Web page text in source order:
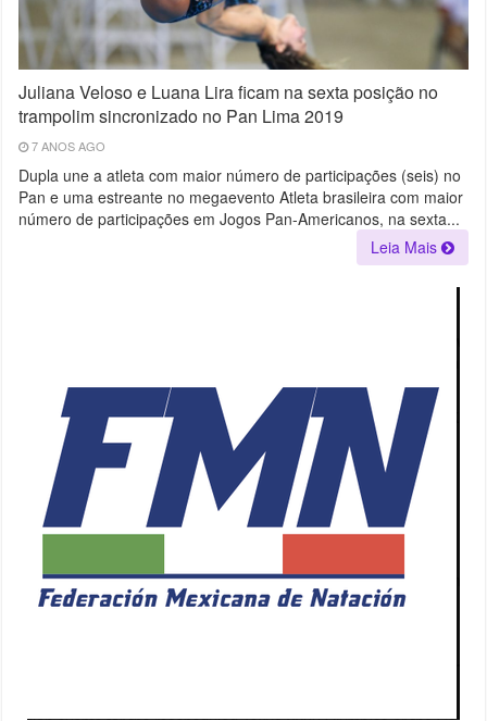
Juliana Veloso e Luana Lira ficam na sexta posição no
trampolim sincronizado no Pan Lima 2019
7 ANOS AGO
Dupla une a atleta com maior número de participações (seis) no
Pan e uma estreante no megaevento Atleta brasileira com maior
número de participações em Jogos Pan-Americanos, na sexta...
Leia Mais